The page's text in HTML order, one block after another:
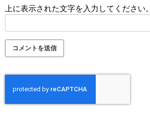
上に表示された文字を入力してください。